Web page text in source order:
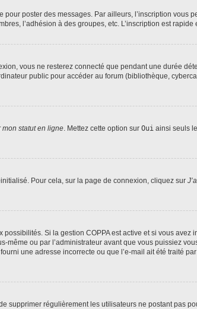
poster des messages. Par ailleurs, l’inscription
l’adhésion à des groupes, etc. L’inscription est
vous ne resterez connecté que pendant une durée
public pour accéder au forum (bibliothèque,
mon statut en ligne. Mettez cette option sur Oui ainsi seuls
Pour cela, sur la page de connexion, cliquez sur
Si la gestion COPPA est active et si vous
ou par l’administrateur avant que vous puissiez
une adresse incorrecte ou que l’e-mail ait été traité
supprimer régulièrement les utilisateurs ne postant pas